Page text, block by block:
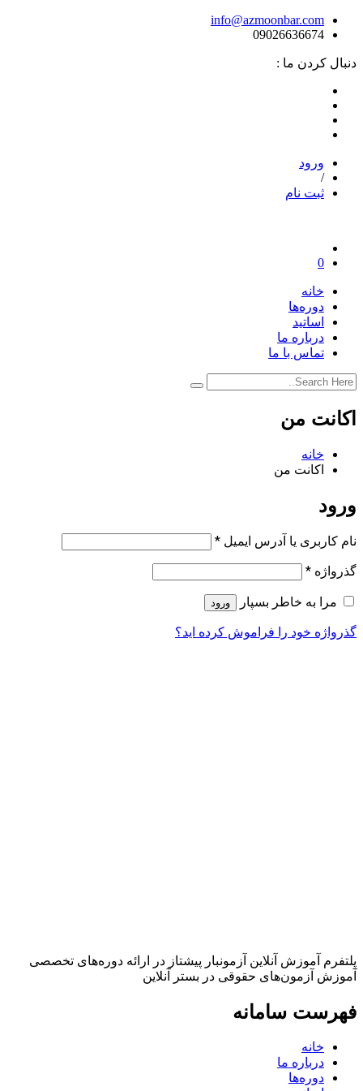
info@azmoonbar.com
09026636674
دنبال کردن ما :
ورود
/
ثبت نام
0
خانه
دوره‌ها
اساتید
درباره ما
تماس با ما
اکانت من
خانه
اکانت من
ورود
نام کاربری یا آدرس ایمیل *
گذرواژه *
مرا به خاطر بسپار
ورود
گذرواژه خود را فراموش کرده اید؟
پلتفرم آموزش آنلاین آزمونبار پیشتاز در ارائه دوره‌های تخصصی
آموزش آزمون‌های حقوقی در بستر آنلاین
فهرست سامانه
خانه
درباره ما
دوره‌ها